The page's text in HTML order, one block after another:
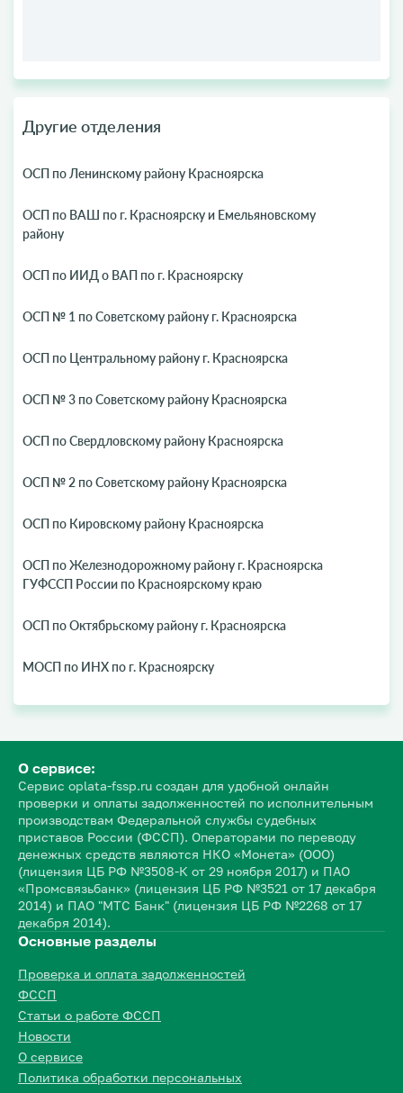
Другие отделения
ОСП по Ленинскому району Красноярска
ОСП по ВАШ по г. Красноярску и Емельяновскому
району
ОСП по ИИД о ВАП по г. Красноярску
ОСП № 1 по Советскому району г. Красноярска
ОСП по Центральному району г. Красноярска
ОСП № 3 по Советскому району Красноярска
ОСП по Свердловскому району Красноярска
ОСП № 2 по Советскому району Красноярска
ОСП по Кировскому району Красноярска
ОСП по Железнодорожному району г. Красноярска
ГУФССП России по Красноярскому краю
ОСП по Октябрьскому району г. Красноярска
МОСП по ИНХ по г. Красноярску
О сервисе:
Сервис oplata-fssp.ru создан для удобной онлайн
проверки и оплаты задолженностей по исполнительным
производствам Федеральной службы судебных
приставов России (ФССП). Операторами по переводу
денежных средств являются НКО «Монета» (ООО)
(лицензия ЦБ РФ №3508-К от 29 ноября 2017) и ПАО
«Промсвязьбанк» (лицензия ЦБ РФ №3521 от 17 декабря
2014) и ПАО "МТС Банк" (лицензия ЦБ РФ №2268 от 17
декабря 2014).
Основные разделы
Проверка и оплата задолженностей
ФССП
Статьи о работе ФССП
Новости
О сервисе
Политика обработки персональных